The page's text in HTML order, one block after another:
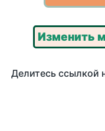
Изменить
Делитесь ссылкой